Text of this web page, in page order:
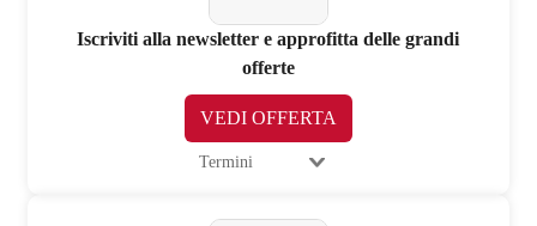
Iscriviti alla newsletter e approfitta delle grandi
offerte
VEDI OFFERTA
Termini